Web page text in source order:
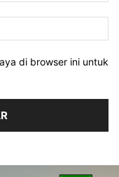
di browser ini untuk